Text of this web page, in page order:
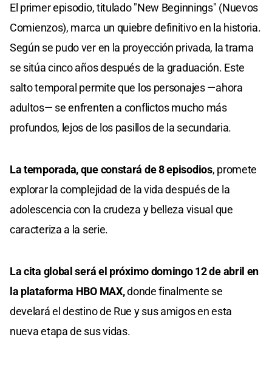
El primer episodio, titulado "New Beginnings" (Nuevos
Comienzos), marca un quiebre definitivo en la historia.
Según se pudo ver en la proyección privada, la trama
se sitúa cinco años después de la graduación. Este
salto temporal permite que los personajes —ahora
adultos— se enfrenten a conflictos mucho más
profundos, lejos de los pasillos de la secundaria.
La temporada, que constará de 8 episodios, promete
explorar la complejidad de la vida después de la
adolescencia con la crudeza y belleza visual que
caracteriza a la serie.
La cita global será el próximo domingo 12 de abril en
la plataforma HBO MAX,donde finalmente se
develará el destino de Rue y sus amigos en esta
nueva etapa de sus vidas.